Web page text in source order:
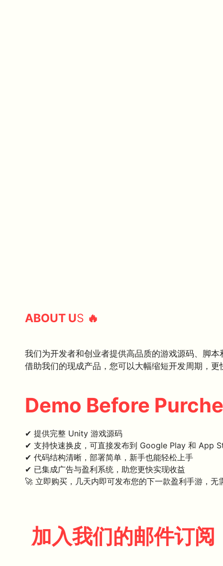
ABOUT US 🔥
我们为开发者和创业者提供高品质的游戏源码、脚
借助我们的现成产品，您可以大幅缩短开发周期，
Demo Before
✔ 提供完整 Unity 游戏源码
✔ 支持快速换皮，可直接发布到 Google Play 和 App
✔ 代码结构清晰，部署简单，新手也能轻松上手
✔ 已集成广告与盈利系统，助您更快实现收益
🚀 立即购买，几天内即可发布您的下一款盈利手游，无
加入我们的邮件订阅